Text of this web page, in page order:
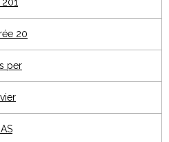
20
per